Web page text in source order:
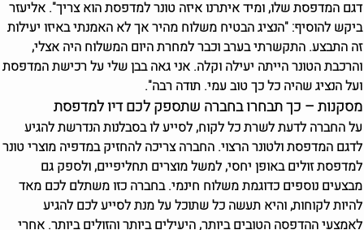
דגם המדפסת שלו, ומיד איתרנו איזה טונר למדפסת הוא צריך". אליעזר
ביקש להוסיף: "הנציג הבטיח משלוח מהיר אך לא האמנתי באיזו יעילות
זה התבצע. התקשרתי בערב וכבר למחרת היום המשלוח היה אצלי,
והרכבת הטונר הייתה יעילה וקלה. אני גאה בבן שלי על רכישת המדפסת
ועל הנציג שהיה כל כך טוב עמי. תודה רבה".
מסקנות – כך תבחרו בחברה שתספק לכם דיו למדפסת
על החברה לדעת לשרת כל לקוח, לסייע לו בסבלנות הנדרשת להגיע
לדגם המדפסת ולטונר הרצוי. החברה צריכה להחזיק במדפיה מוצרי טונר
למדפסת זולים באופן יחסי, למשל מוצרים תחליפיים, ולספק גם
מבצעים נוספים כדוגמת משלוח חינמי. בחברה כזו משתלם לכם מאד
להיות לקוחות, והיא תעשה כל שתוכל על מנת לסייע לכם להגיע
לאמצעי ההדפסה הטובים ביותר, היעילים ביותר והזולים ביותר. אחרי